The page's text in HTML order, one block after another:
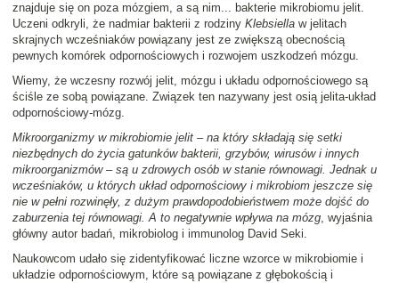
znajduje się on poza mózgiem, a są nim... bakterie mikrobiomu jelit.
Uczeni odkryli, że nadmiar bakterii z rodziny Klebsiella w jelitach
skrajnych wcześniaków powiązany jest ze zwiększą obecnością
pewnych komórek odpornościowych i rozwojem uszkodzeń mózgu.
Wiemy, że wczesny rozwój jelit, mózgu i układu odpornościowego są
ściśle ze sobą powiązane. Związek ten nazywany jest osią jelita-układ
odpornościowy-mózg.
Mikroorganizmy w mikrobiomie jelit – na który składają się setki
niezbędnych do życia gatunków bakterii, grzybów, wirusów i innych
mikroorganizmów – są u zdrowych osób w stanie równowagi. Jednak u
wcześniaków, u których układ odpornościowy i mikrobiom jeszcze się
nie w pełni rozwinęły, z dużym prawdopodobieństwem może dojść do
zaburzenia tej równowagi. A to negatywnie wpływa na mózg, wyjaśnia
główny autor badań, mikrobiolog i immunolog David Seki.
Naukowcom udało się zidentyfikować liczne wzorce w mikrobiomie i
układzie odpornościowym, które są powiązane z głębokością i